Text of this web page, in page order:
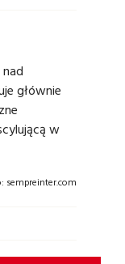
głównie
w
sempreinter.com